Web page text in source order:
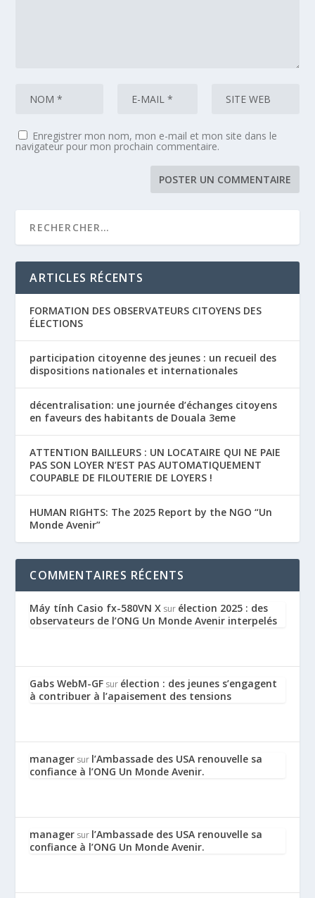
Enregistrer mon nom, mon e-mail et mon site dans le
navigateur pour mon prochain commentaire.
ARTICLES RÉCENTS
FORMATION DES OBSERVATEURS CITOYENS DES
ÉLECTIONS
participation citoyenne des jeunes : un recueil des
dispositions nationales et internationales
décentralisation: une journée d’échanges citoyens
en faveurs des habitants de Douala 3eme
ATTENTION BAILLEURS : UN LOCATAIRE QUI NE PAIE
PAS SON LOYER N’EST PAS AUTOMATIQUEMENT
COUPABLE DE FILOUTERIE DE LOYERS !
HUMAN RIGHTS: The 2025 Report by the NGO “Un
Monde Avenir”
COMMENTAIRES RÉCENTS
Máy tính Casio fx-580VN X sur élection 2025 : des
observateurs de l’ONG Un Monde Avenir interpelés
Gabs WebM-GF sur élection : des jeunes s’engagent
à contribuer à l’apaisement des tensions
manager sur l’Ambassade des USA renouvelle sa
confiance à l’ONG Un Monde Avenir.
manager sur l’Ambassade des USA renouvelle sa
confiance à l’ONG Un Monde Avenir.